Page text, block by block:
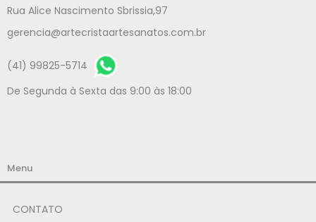
Rua Alice Nascimento Sbrissia,97
gerencia@artecristaartesanatos.com.br
(41) 99825-5714
De Segunda à Sexta das 9:00 às 18:00
Menu
CONTATO